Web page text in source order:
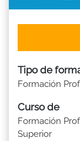
Tipo de
Formación
Curso de
Formación
Superior